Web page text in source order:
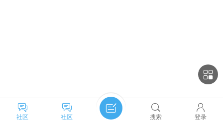
社区 社区 搜索 登录